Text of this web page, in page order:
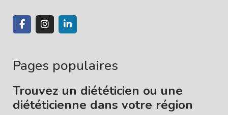
Pages populaires
Trouvez un diététicien ou une
diététicienne dans votre région